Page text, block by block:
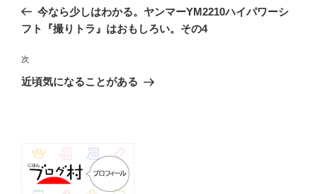
ナ
ゲ
ー
ン
の
投
今なら少しはわかる。ヤンマーYM2210ハイパワーシ
フト『撮りトラ』はおもしろい。その4
次
の
次
近頃気になることがある